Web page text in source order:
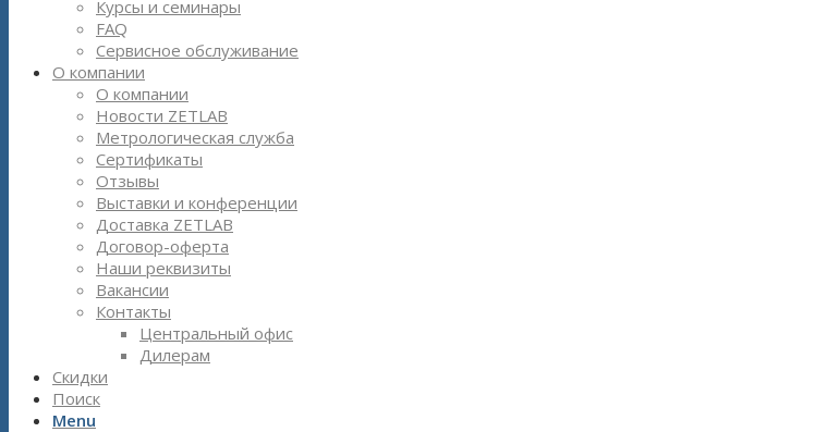
Курсы и семинары
FAQ
Сервисное обслуживание
О компании
О компании
Новости ZETLAB
Метрологическая служба
Сертификаты
Отзывы
Выставки и конференции
Доставка ZETLAB
Договор-оферта
Наши реквизиты
Вакансии
Контакты
Центральный офис
Дилерам
Скидки
Поиск
Menu